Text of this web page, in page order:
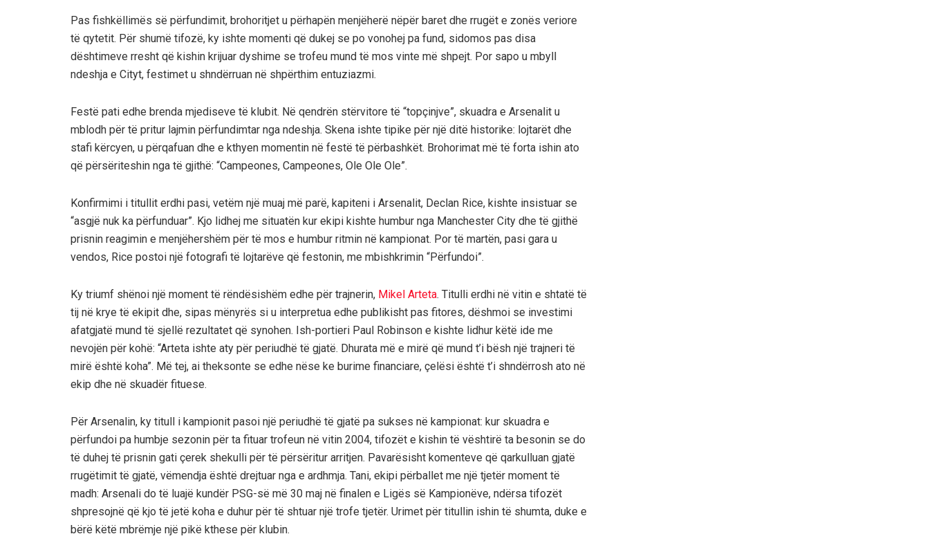
Pas fishkëllimës së përfundimit, brohoritjet u përhapën menjëherë nëpër baret dhe rrugët e zonës veriore
të qytetit. Për shumë tifozë, ky ishte momenti që dukej se po vonohej pa fund, sidomos pas disa
dështimeve rresht që kishin krijuar dyshime se trofeu mund të mos vinte më shpejt. Por sapo u mbyll
ndeshja e Cityt, festimet u shndërruan në shpërthim entuziazmi.
Festë pati edhe brenda mjediseve të klubit. Në qendrën stërvitore të “topçinjve”, skuadra e Arsenalit u
mblodh për të pritur lajmin përfundimtar nga ndeshja. Skena ishte tipike për një ditë historike: lojtarët dhe
stafi kërcyen, u përqafuan dhe e kthyen momentin në festë të përbashkët. Brohorimat më të forta ishin ato
që përsëriteshin nga të gjithë: “Campeones, Campeones, Ole Ole Ole”.
Konfirmimi i titullit erdhi pasi, vetëm një muaj më parë, kapiteni i Arsenalit, Declan Rice, kishte insistuar se
“asgjë nuk ka përfunduar”. Kjo lidhej me situatën kur ekipi kishte humbur nga Manchester City dhe të gjithë
prisnin reagimin e menjëhershëm për të mos e humbur ritmin në kampionat. Por të martën, pasi gara u
vendos, Rice postoi një fotografi të lojtarëve që festonin, me mbishkrimin “Përfundoi”.
Ky triumf shënoi një moment të rëndësishëm edhe për trajnerin, Mikel Arteta. Titulli erdhi në vitin e shtatë të
tij në krye të ekipit dhe, sipas mënyrës si u interpretua edhe publikisht pas fitores, dëshmoi se investimi
afatgjatë mund të sjellë rezultatet që synohen. Ish-portieri Paul Robinson e kishte lidhur këtë ide me
nevojën për kohë: “Arteta ishte aty për periudhë të gjatë. Dhurata më e mirë që mund t’i bësh një trajneri të
mirë është koha”. Më tej, ai theksonte se edhe nëse ke burime financiare, çelësi është t’i shndërrosh ato në
ekip dhe në skuadër fituese.
Për Arsenalin, ky titull i kampionit pasoi një periudhë të gjatë pa sukses në kampionat: kur skuadra e
përfundoi pa humbje sezonin për ta fituar trofeun në vitin 2004, tifozët e kishin të vështirë ta besonin se do
të duhej të prisnin gati çerek shekulli për të përsëritur arritjen. Pavarësisht komenteve që qarkulluan gjatë
rrugëtimit të gjatë, vëmendja është drejtuar nga e ardhmja. Tani, ekipi përballet me një tjetër moment të
madh: Arsenali do të luajë kundër PSG-së më 30 maj në finalen e Ligës së Kampionëve, ndërsa tifozët
shpresojnë që kjo të jetë koha e duhur për të shtuar një trofe tjetër. Urimet për titullin ishin të shumta, duke e
bërë këtë mbrëmje një pikë kthese për klubin.